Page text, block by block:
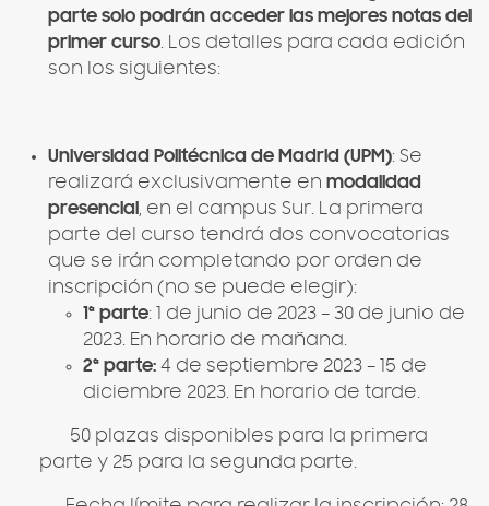
parte solo podrán acceder las mejores notas del
primer curso . Los detalles para cada edición
son los siguientes:
Universidad Politécnica de Madrid (UPM): Se
realizará exclusivamente en modalidad
presencial
, en el campus Sur. La primera
parte del curso tendrá dos convocatorias
que se irán completando por orden de
inscripción (no se puede elegir):
1ª parte: 1 de junio de 2023 – 30 de junio de
2023. En horario de mañana.
2ª parte: 4 de septiembre 2023 – 15 de
diciembre 2023. En horario de tarde.
50 plazas disponibles para la primera
parte y 25 para la segunda parte.